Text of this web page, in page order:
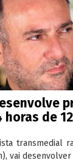
horas de
transmedial
vai